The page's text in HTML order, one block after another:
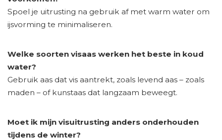
Spoel je uitrusting na gebruik af met warm water om
ijsvorming te minimaliseren.
Welke soorten visaas werken het beste in koud
water?
Gebruik aas dat vis aantrekt, zoals levend aas – zoals
maden – of kunstaas dat langzaam beweegt.
Moet ik mijn visuitrusting anders onderhouden
tijdens de winter?